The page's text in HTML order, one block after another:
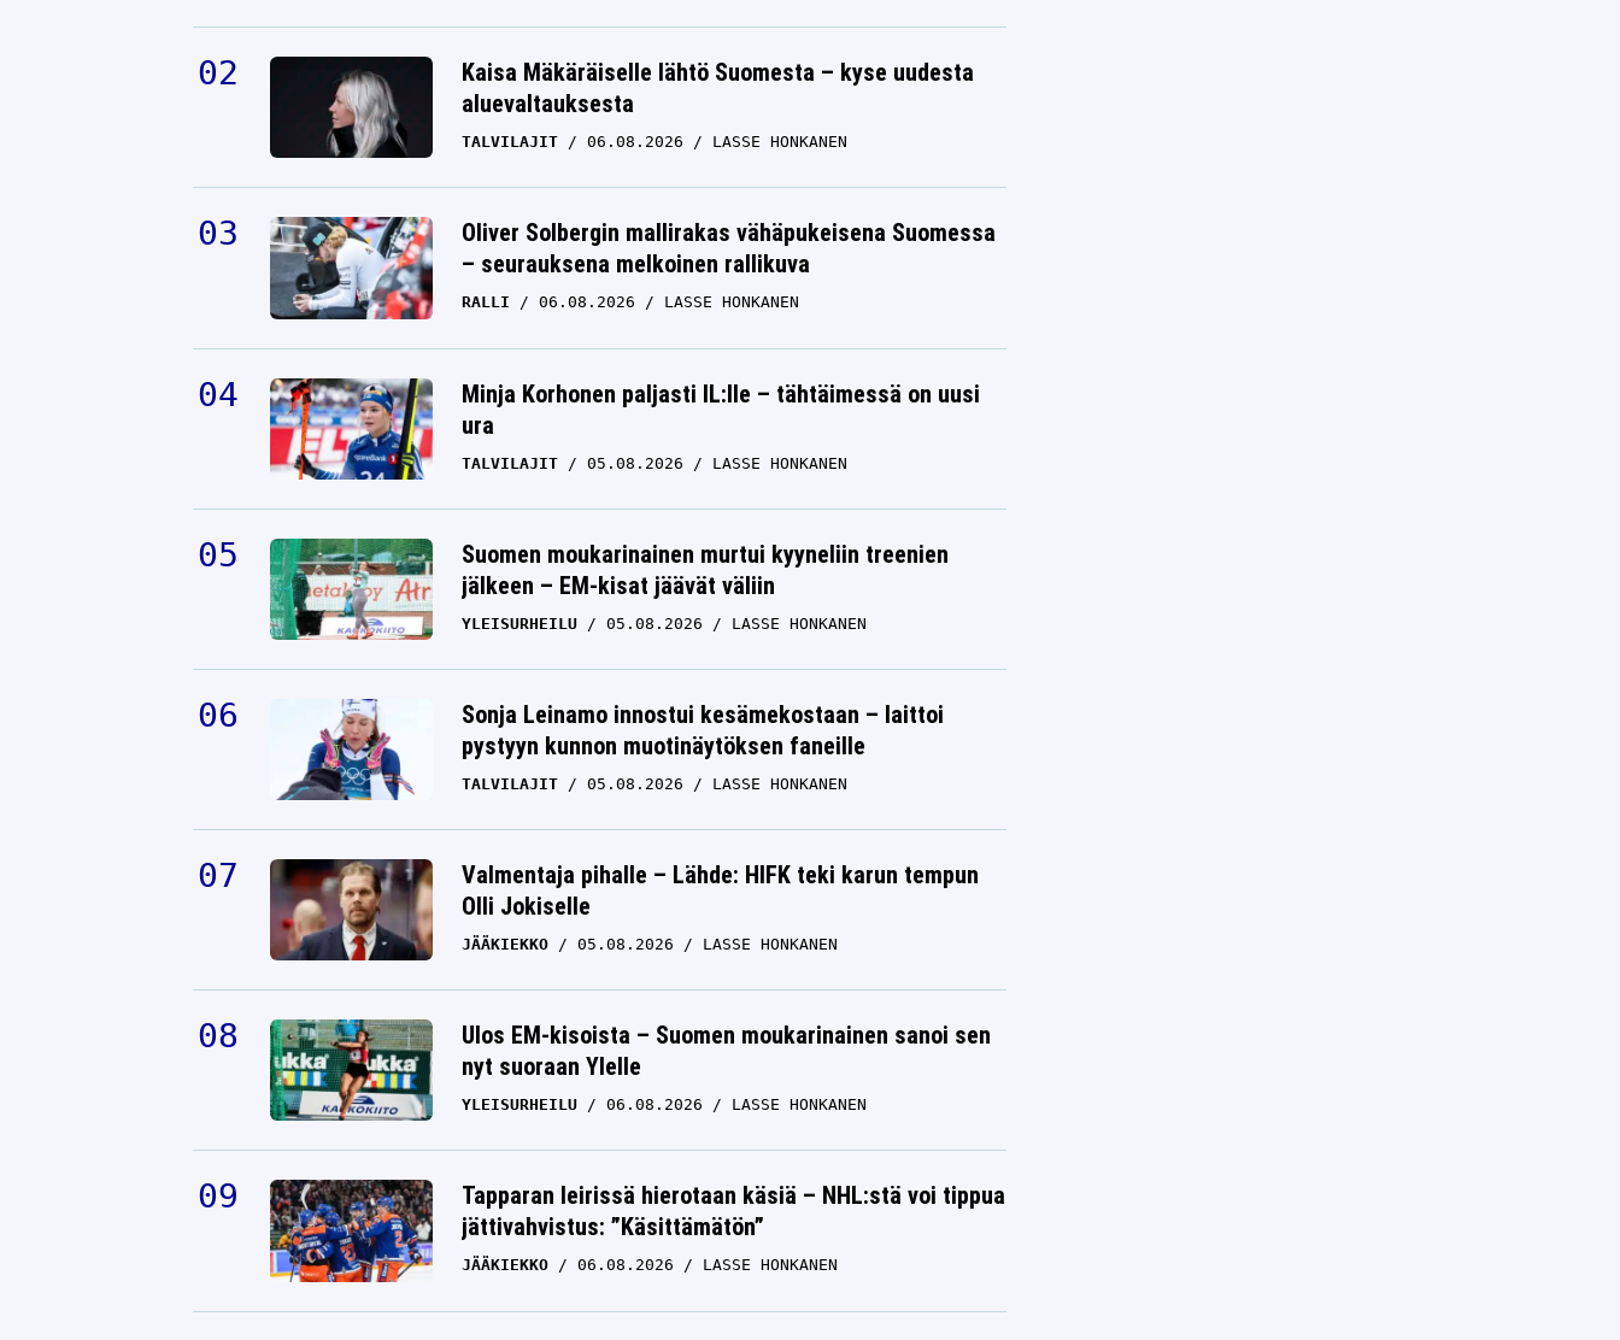
Kaisa Mäkäräiselle lähtö Suomesta – kyse uudesta
aluevaltauksesta
TALVILAJIT 06.08.2026 LASSE HONKANEN
Oliver Solbergin mallirakas vähäpukeisena Suomessa
– seurauksena melkoinen rallikuva
RALLI 06.08.2026 LASSE HONKANEN
Minja Korhonen paljasti IL:lle – tähtäimessä on uusi
ura
TALVILAJIT 05.08.2026 LASSE HONKANEN
Suomen moukarinainen murtui kyyneliin treenien
jälkeen – EM-kisat jäävät väliin
YLEISURHEILU 05.08.2026 LASSE HONKANEN
Sonja Leinamo innostui kesämekostaan – laittoi
pystyyn kunnon muotinäytöksen faneille
TALVILAJIT 05.08.2026 LASSE HONKANEN
Valmentaja pihalle – Lähde: HIFK teki karun tempun
Olli Jokiselle
JÄÄKIEKKO 05.08.2026 LASSE HONKANEN
Ulos EM-kisoista – Suomen moukarinainen sanoi sen
nyt suoraan Ylelle
YLEISURHEILU 06.08.2026 LASSE HONKANEN
Tapparan leirissä hierotaan käsiä – NHL:stä voi tippua
jättivahvistus: ”Käsittämätön”
JÄÄKIEKKO 06.08.2026 LASSE HONKANEN